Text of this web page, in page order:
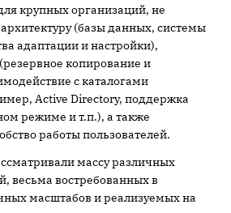
крупных организаций, не
(базы данных, системы
адаптации и настройки),
копирование и
с каталогами
Active Directory, поддержка
режиме и т.п.), а также
работы пользователей.
массу различных
весьма востребованных в
масштабов и реализуемых на